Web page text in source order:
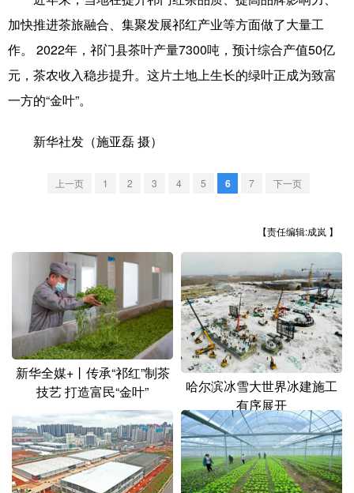
浙江 安徽 福建 江西
山东 河南 湖北 湖南
新疆 内蒙古 黑龙江
多语种频道
English Français عربى
Русский язык 日本語 한국어
Deutsch Português
加快推进茶旅融合、集聚发展祁红产业等方面做了大量工
作。 2022年，祁门县茶叶产量7300吨，预计综合产值50亿
元，茶农收入稳步提升。这片土地上生长的绿叶正成为致富
一方的“金叶”。
新华社发（施亚磊 摄）
上一页 1 2 3 4 5 6 7 下一页
【责任编辑:成岚 】
新华全媒+丨传承“祁红”制茶
技艺 打造富民“金叶”
哈尔滨冰雪大世界冰建施工
有序展开